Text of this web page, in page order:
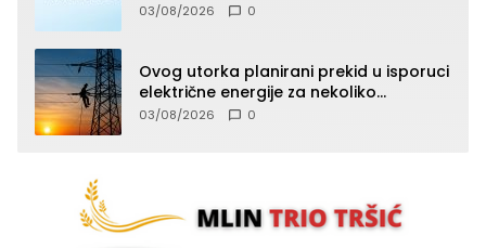
03/08/2026 0
Ovog utorka planirani prekid u isporuci
električne energije za nekoliko
zvorničkih naselja
03/08/2026 0